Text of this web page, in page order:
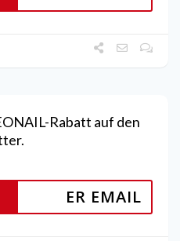
Rabatt auf den
ER EMAIL